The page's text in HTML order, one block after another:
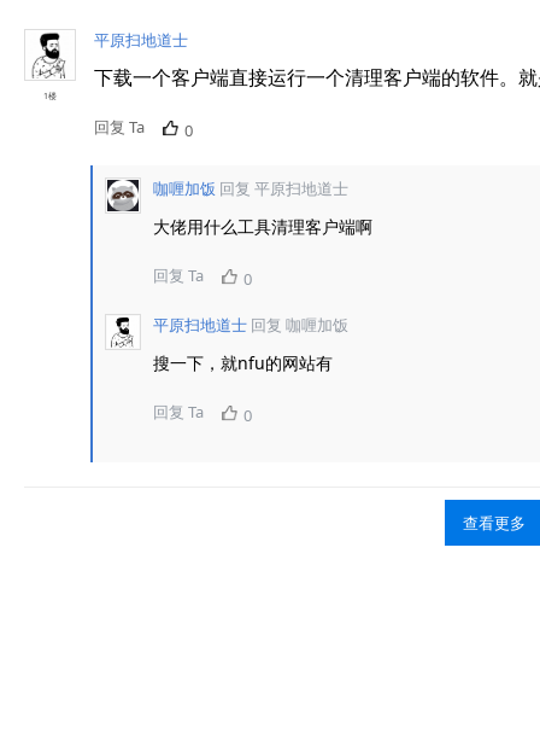
1楼
平原扫地道士
下载一个客户端直接运行一个清理客户端的软件。
回复 Ta 0
咖喱加饭 回复 平原扫地道士
大佬用什么工具清理客户端啊
回复 Ta 0
平原扫地道士 回复 咖喱加饭
搜一下，就nfu的网站有
回复 Ta 0
查看更多